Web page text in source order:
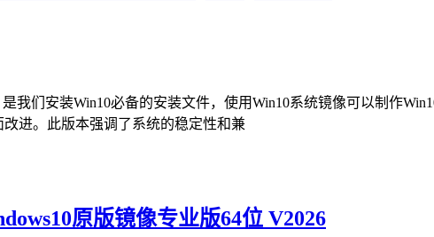
我们安装Win10必备的安装文件，使用Win10系统镜像可以制作
进。此版本强调了系统的稳定性和兼
原版镜像专业版64位 V2026